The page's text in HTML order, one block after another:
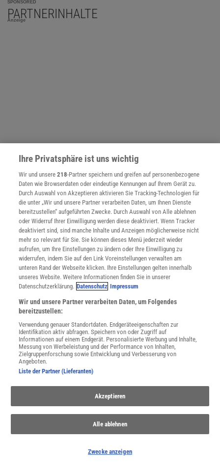
SPONSORED
PARTNERINHALTE
Anzeige
NACH OBEN
Für Sie im Spektrum-Shop und am Kiosk:
WEITERE NEUERSCHEINUNGEN SPEKTRUM SHOP
Spektrum.de-Newsletter abonnieren
mit Ihren personenbezogenen Daten finden Sie in unsererDatenschutzerklärung.
Ihre Privatsphäre ist uns wichtig
Wir und unsere218-Partner speichern und greifen auf personenbezogene
Daten wie Browserdaten oder eindeutige Kennungen auf Ihrem Gerät zu.
Durch Auswahl von Akzeptieren aktivieren Sie Tracking-Technologien für
die unter „Wir und unsere Partner verarbeiten Daten, um Ihnen Dienste
bereitzustellen“ aufgeführten Zwecke. Durch Auswahl von Alle ablehnen
oder Widerruf Ihrer Einwilligung werden diese deaktiviert. Wenn Tracker
deaktiviert sind, sind manche Inhalte und Anzeigen möglicherweise nicht
mehr so relevant für Sie. Sie können dieses Menü jederzeit wieder
aufrufen, um Ihre Einstellungen zu ändern oder Ihre Einwilligung zu
widerrufen, indem Sie auf den Link Voreinstellungen verwalten am
unteren Rand der Webseite klicken. Ihre Einstellungen gelten innerhalb
unseres Website. Weitere Informationen finden Sie in unserer
Datenschutzerklärung. Datenschutz Impressum
Wir und unsere Partner verarbeiten Daten, um Folgendes
bereitzustellen:
Verwendung genauer Standortdaten. Endgeräteeigenschaften zur
Identifikation aktiv abfragen. Speichern von oder Zugriff auf
Informationen auf einem Endgerät. Personalisierte Werbung und Inhalte,
Messung von Werbeleistung und der Performance von Inhalten,
Zielgruppenforschung sowie Entwicklung und Verbesserung von
Angeboten.
Liste der Partner (Lieferanten)
Akzeptieren
Alle ablehnen
Zwecke anzeigen